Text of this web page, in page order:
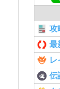
攻
最
レ
伝